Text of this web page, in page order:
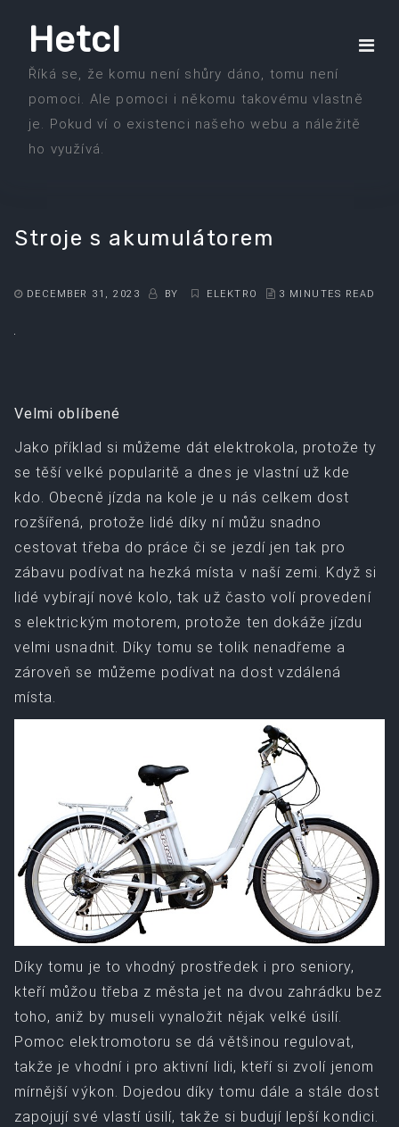
Hetcl
Říká se, že komu není shůry dáno, tomu není
pomoci. Ale pomoci i někomu takovému vlastně
je. Pokud ví o existenci našeho webu a náležitě
ho využívá.
Stroje s akumulátorem
DECEMBER 31, 2023 BY ELEKTRO 3 MINUTES READ
Velmi oblíbené
Jako příklad si můžeme dát elektrokola, protože ty
se těší velké popularitě a dnes je vlastní už kde
kdo. Obecně jízda na kole je u nás celkem dost
rozšířená, protože lidé díky ní můžu snadno
cestovat třeba do práce či se jezdí jen tak pro
zábavu podívat na hezká místa v naší zemi. Když si
lidé vybírají nové kolo, tak už často volí provedení
s elektrickým motorem, protože ten dokáže jízdu
velmi usnadnit. Díky tomu se tolik nenadřeme a
zároveň se můžeme podívat na dost vzdálená
místa.
Díky tomu je to vhodný prostředek i pro seniory,
kteří můžou třeba z města jet na dvou zahrádku bez
toho, aniž by museli vynaložit nějak velké úsilí.
Pomoc elektromotoru se dá většinou regulovat,
takže je vhodní i pro aktivní lidi, kteří si zvolí jenom
mírnější výkon. Dojedou díky tomu dále a stále dost
zapojují své vlastí úsilí, takže si budují lepší kondici.